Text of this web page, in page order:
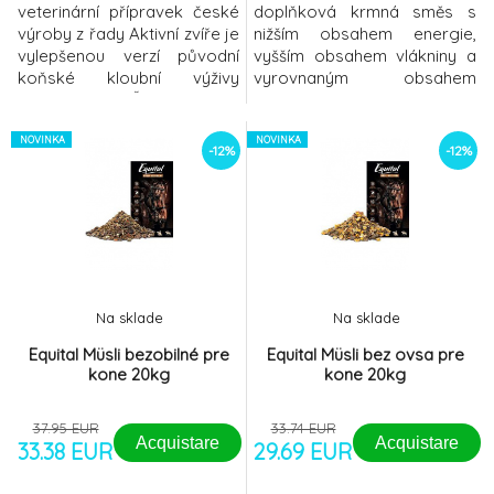
veterinární přípravek české
výroby z řady Aktivní zvíře je
vylepšenou verzí původní
koňské kloubní výživy
Gelorenhorse Želé kostky s
obsahem účinných látek
doporučují chovatelé
závodních koní pro péči o
klouby a k prodloužení
aktivního života nejen
doplňková krmná směs s
nižším obsahem energie,
vyšším obsahem vlákniny a
vyrovnaným obsahem
požadavky pro koně při nižší
zátěži, kdy jako náhrada za
oves poskytuje
nejekonomičtější variantu
krmiva.Obsahuje minerálně
NOVINKA
-12%
Equital Müsli bezobilné pre
kone 20kg
Na sklade
37.95 EUR
33.38 EUR Acquistare
NOVINKA
-12%
Equital Müsli bez ovsa pre
kone 20kg
Na sklade
33.74 EUR
29.69 EUR Acquistare